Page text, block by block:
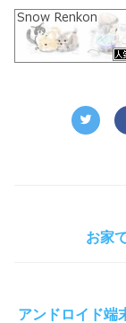
お家
アンドロイド